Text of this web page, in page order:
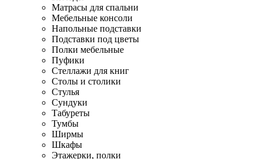
Матрасы для спальни
Мебельные консоли
Напольные подставки
Подставки под цветы
Полки мебельные
Пуфики
Стеллажи для книг
Столы и столики
Стулья
Сундуки
Табуреты
Тумбы
Ширмы
Шкафы
Этажерки, полки